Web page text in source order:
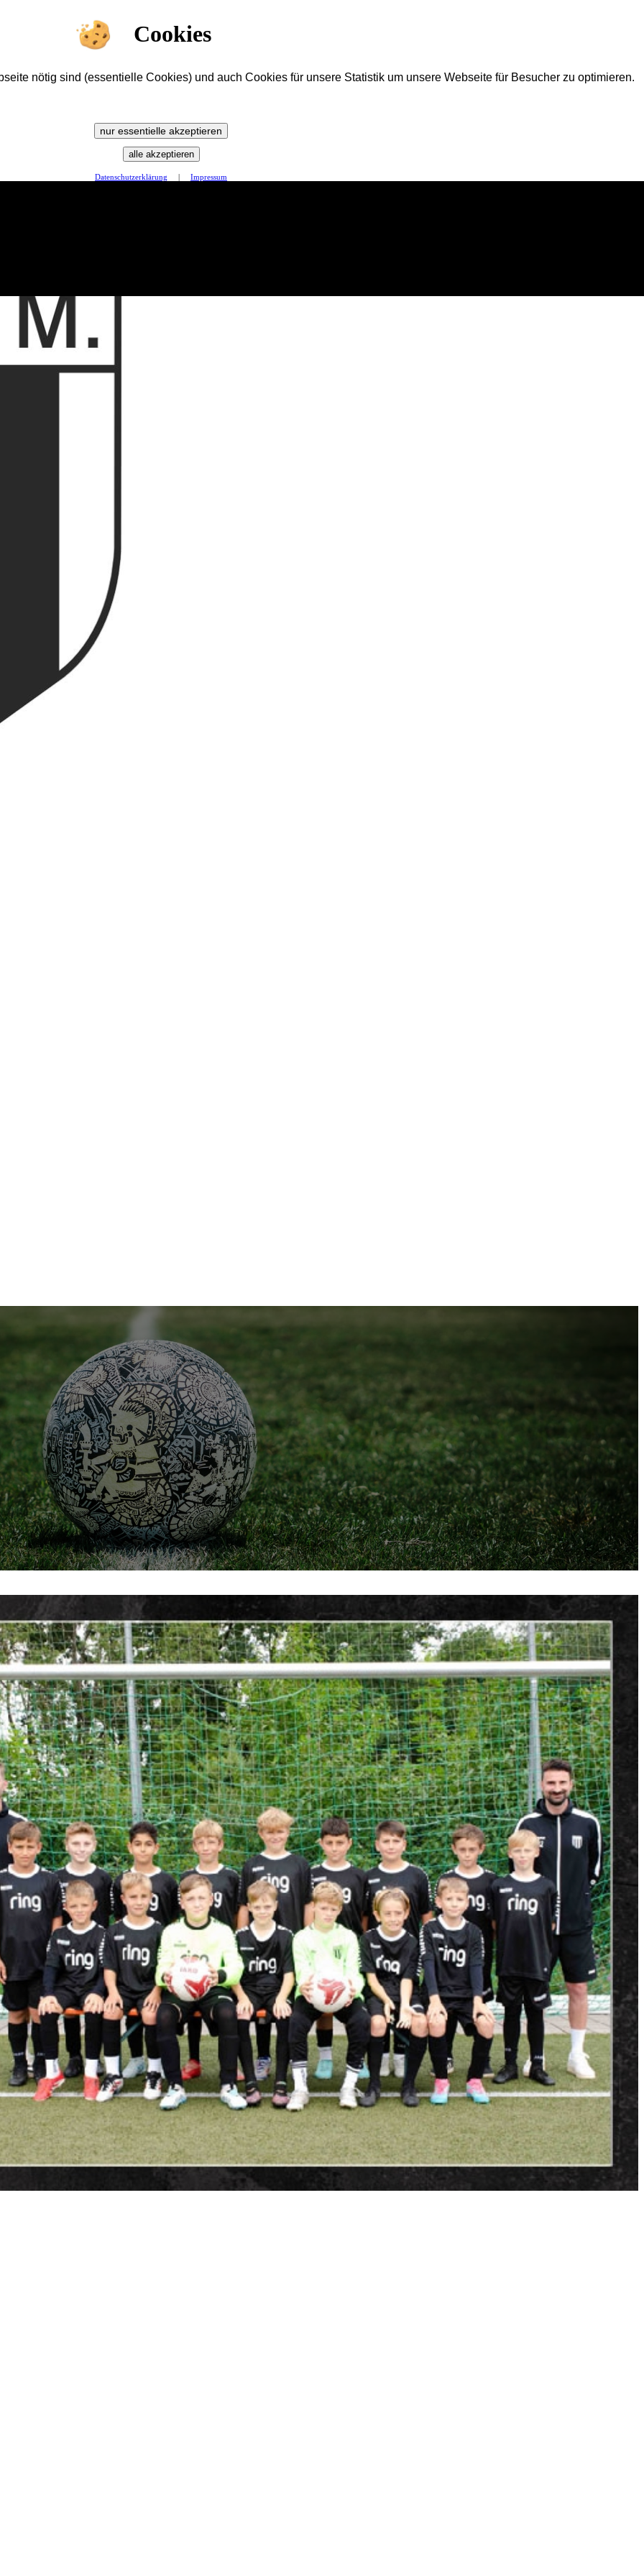
Cookies
nötig sind (essentielle Cookies) und auch Cookies für unsere Statistik um unsere Webseite für Besucher zu optimieren.
nur essentielle akzeptieren
alle akzeptieren
Datenschutzerklärung Impressum